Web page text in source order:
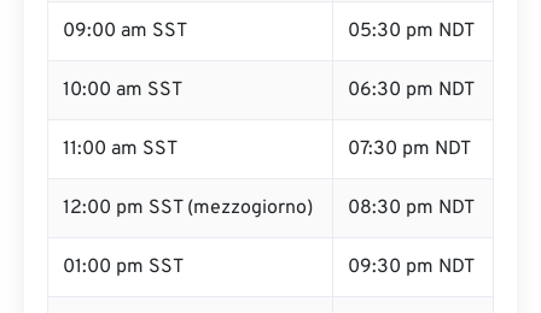
09:00 am SST 05:30 pm NDT
10:00 am SST 06:30 pm NDT
11:00 am SST 07:30 pm NDT
12:00 pm SST (mezzogiorno) 08:30 pm NDT
01:00 pm SST 09:30 pm NDT